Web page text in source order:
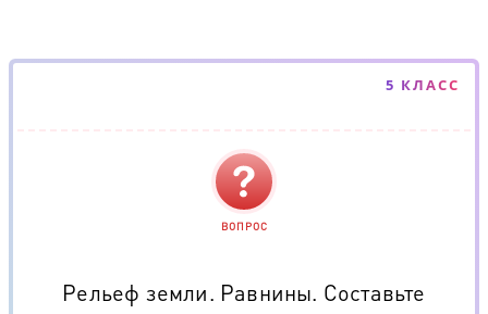
5 КЛАСС
ВОПРОС
Рельеф земли. Равнины. Составьте